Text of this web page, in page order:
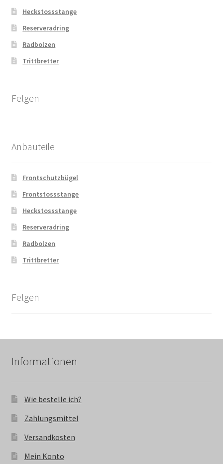
Heckstossstange
Reserveradring
Radbolzen
Trittbretter
Felgen
Anbauteile
Frontschutzbügel
Frontstossstange
Heckstossstange
Reserveradring
Radbolzen
Trittbretter
Felgen
Informationen
Wie bestelle ich?
Zahlungsmittel
Versandkosten
Mein Konto